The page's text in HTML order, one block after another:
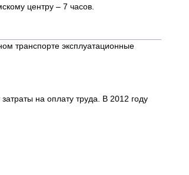
центру – 7 часов.
транспорте эксплуатационные
на оплату труда. В 2012 году